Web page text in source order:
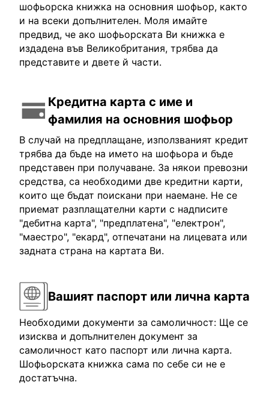
шофьорска книжка на основния шофьор, както
и на всеки допълнителен. Моля имайте
предвид, че ако шофьорската Ви книжка е
издадена във Великобритания, трябва да
представите и двете й части.
Кредитна карта с име и
фамилия на основния шофьор
В случай на предплащане, използваният кредит
трябва да бъде на името на шофьора и бъде
представен при получаване. За някои превозни
средства, са необходими две кредитни карти,
които ще бъдат поискани при наемане. Не се
приемат разплащателни карти с надписите
"дебитна карта", "предплатена", "електрон",
"маестро", "екард", отпечатани на лицевата или
задната страна на картата Ви.
Вашият паспорт или лична карта
Необходими документи за самоличност: Ще се
изисква и допълнителен документ за
самоличност като паспорт или лична карта.
Шофьорската книжка сама по себе си не е
достатъчна.